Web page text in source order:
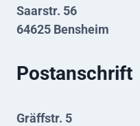
Saarstr. 56
64625 Bensheim
Postanschrift
Gräffstr. 5